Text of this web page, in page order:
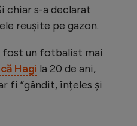
chiar s-a declarat
reușite pe gazon.
fost un fotbalist mai
Hagi la 20 de ani,
fi ”gândit, înțeles și